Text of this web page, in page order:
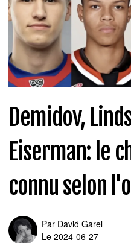
Demidov,
Eiserman: le
connu selon
Par David Garel
Le 2024-06-27